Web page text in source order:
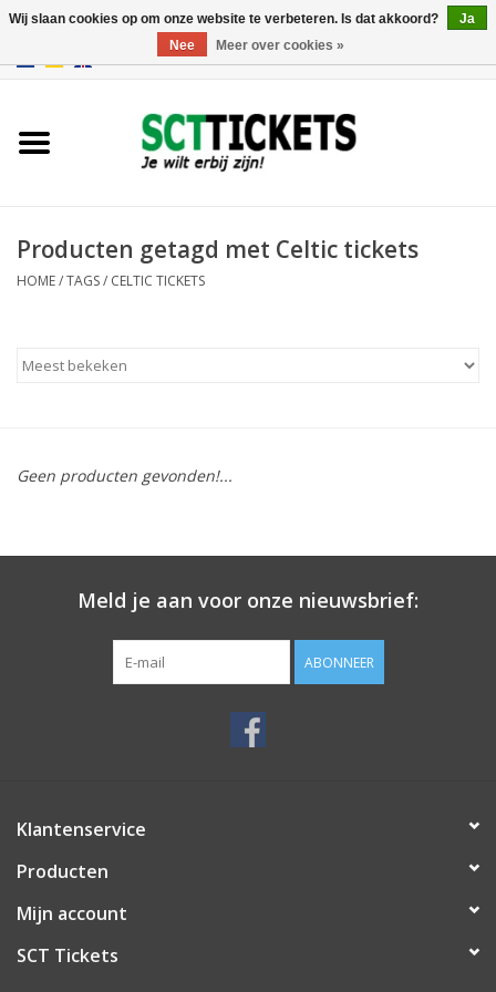
Frankrijk
Producten getagd met Celtic tickets
HOME/TAGS/ CELTIC TICKETS
Geen producten gevonden!...
Meld je aan voor onze nieuwsbrief:
ABONNEER
Klantenservice
Producten
Mijn account
SCT Tickets
Wij slaan cookies op om onze website te verbeteren. Is dat akkoord?
Ja
Nee
Meer over cookies »